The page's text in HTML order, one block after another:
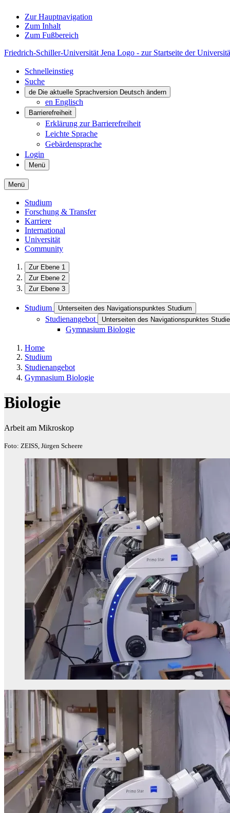
Zur Hauptnavigation
Zum Inhalt
Zum Fußbereich
Friedrich-Schiller-Universität Jena Logo - zur Startseite der
Schnelleinstieg
Suche
de Die aktuelle Sprachversion Deutsch ändern
en Englisch
Barrierefreiheit
Erklärung zur Barrierefreiheit
Leichte Sprache
Gebärdensprache
Login
Menü
Menü
Studium
Forschung & Transfer
Karriere
International
Universität
Community
Zur Ebene 1
Zur Ebene 2
Zur Ebene 3
Studium Unterseiten des Navigationspunktes Studium
Studienangebot Unterseiten des Navigationspunktes
Gymnasium Biologie
Home
Studium
Studienangebot
Gymnasium Biologie
Biologie
Arbeit am Mikroskop
Foto: ZEISS, Jürgen Scheere